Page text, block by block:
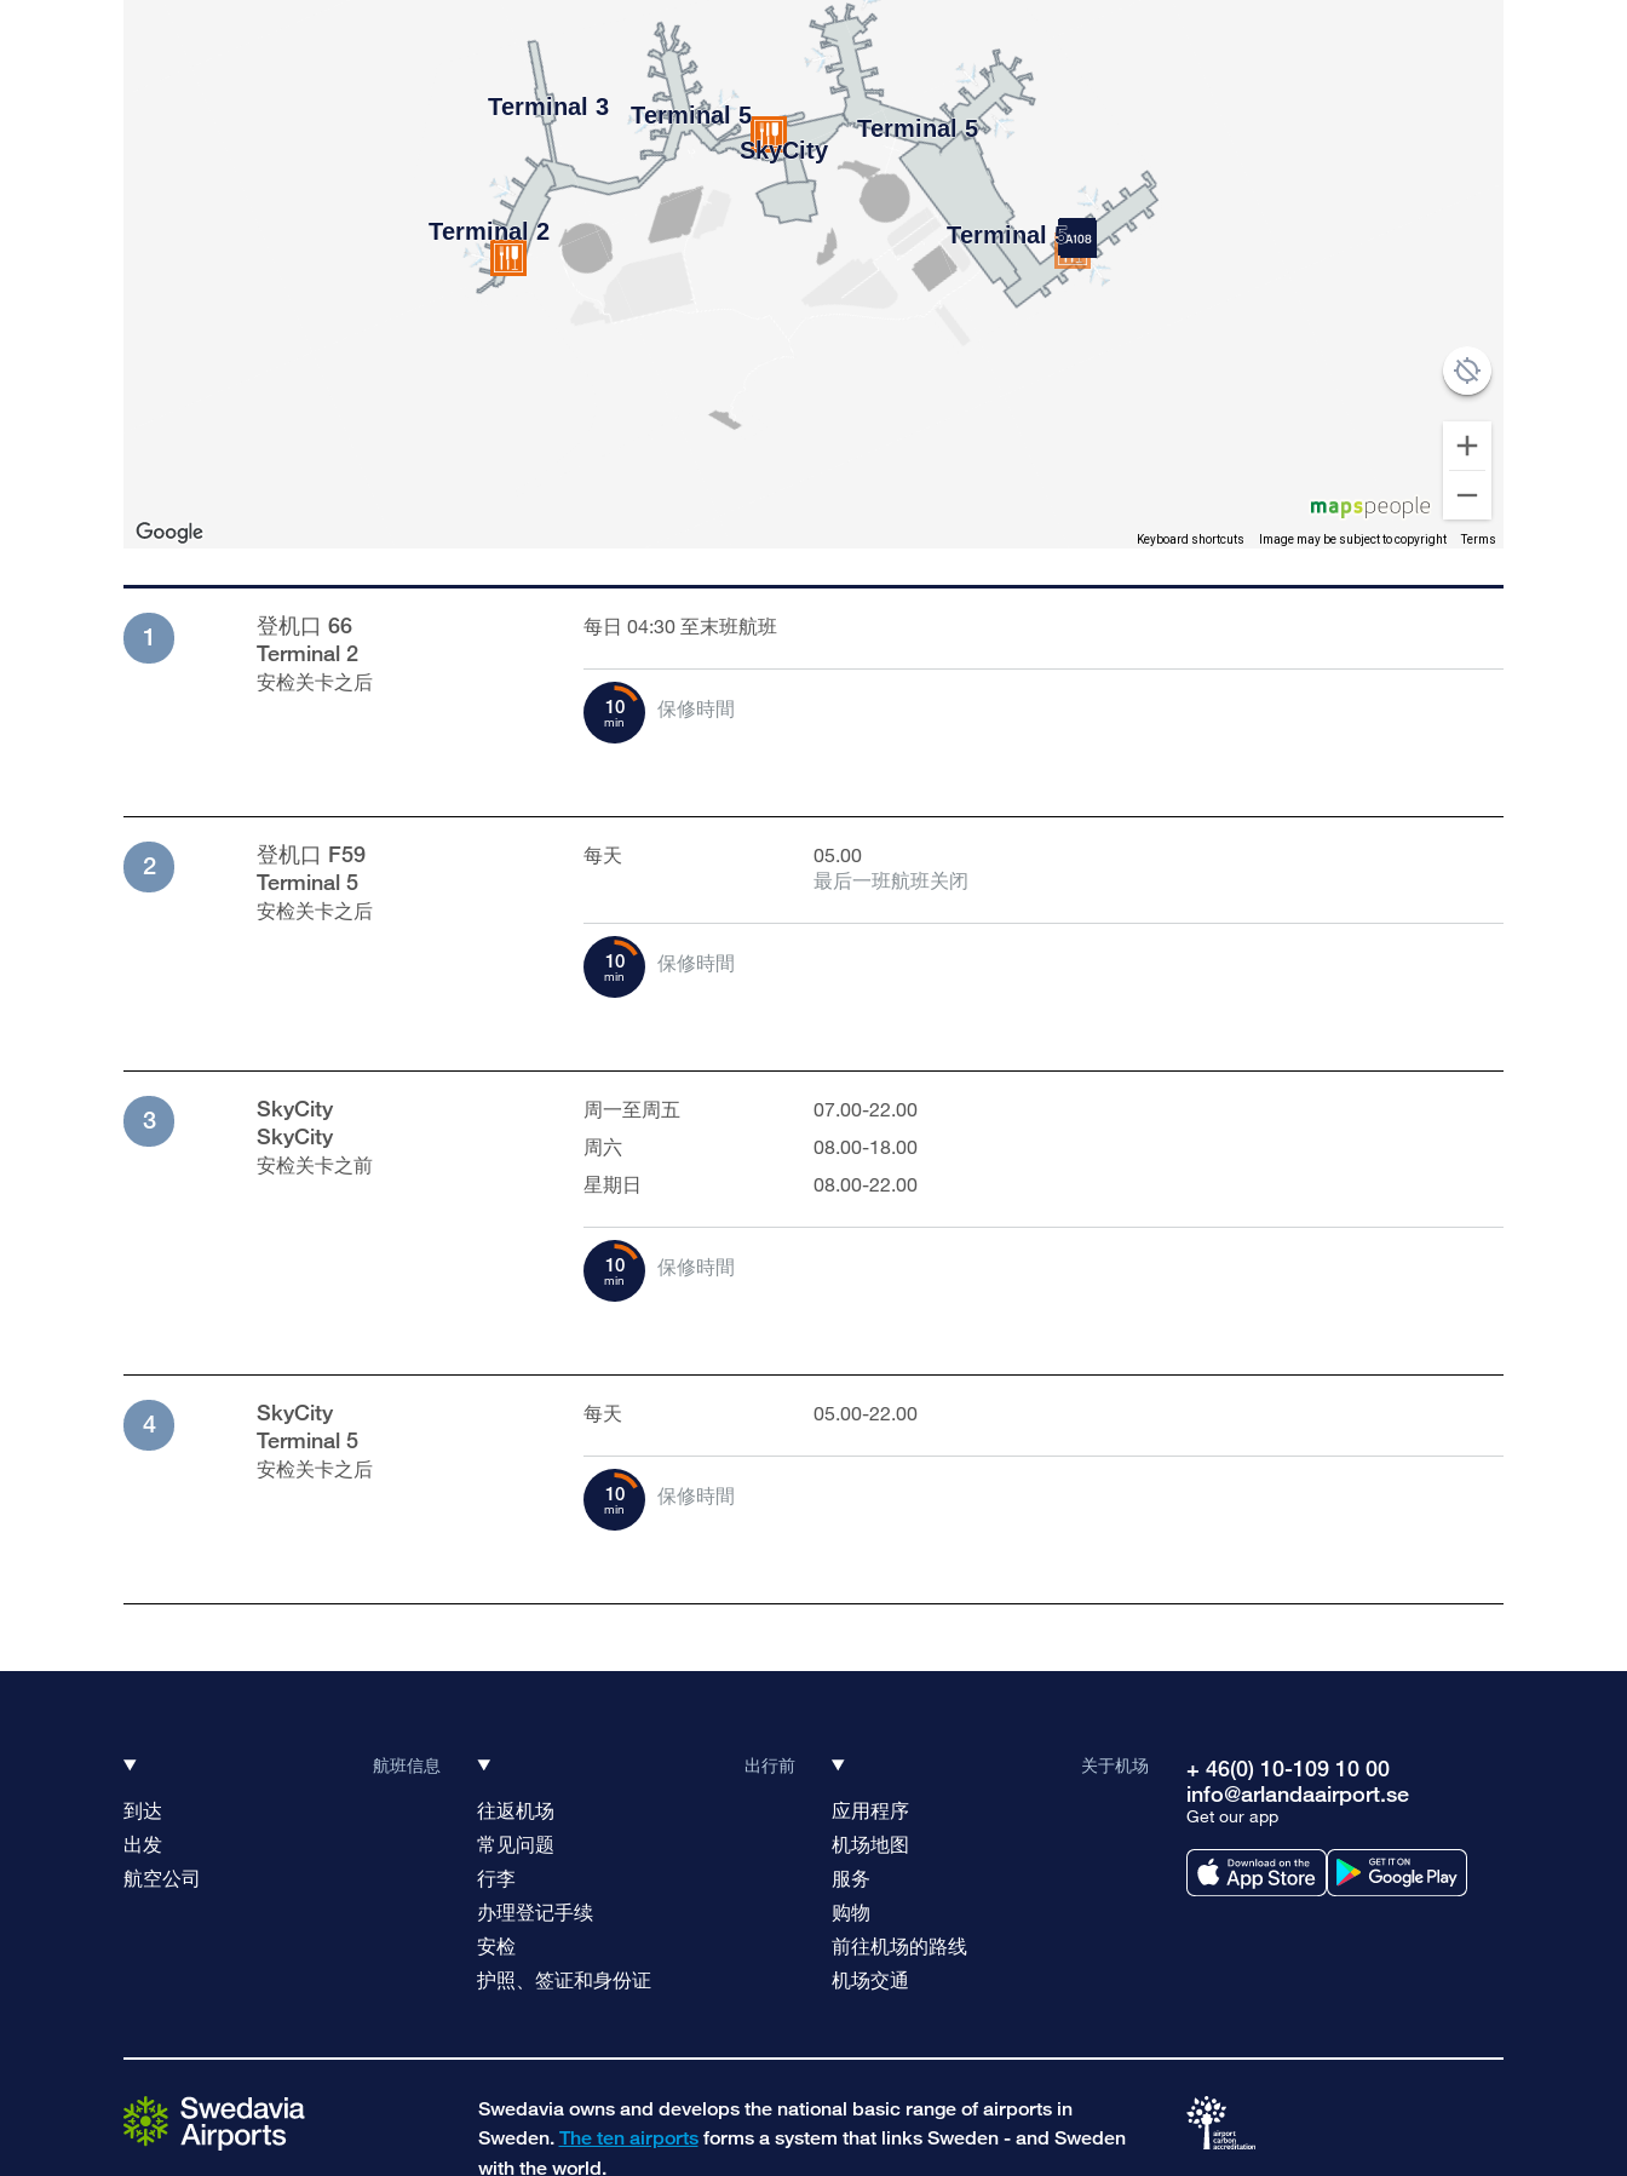
Keyboard shortcuts Image may be subject to copyright Terms
1
登机口 66
Terminal 2
安检关卡之后
每日 04:30 至末班航班
10
min
保修時間
2
登机口 F59
Terminal 5
安检关卡之后
每天
05.00
最后一班航班关闭
10
min
保修時間
3
SkyCity
SkyCity
安检关卡之前
周一至周五
07.00-22.00
周六
08.00-18.00
星期日
08.00-22.00
10
min
保修時間
4
SkyCity
Terminal 5
安检关卡之后
每天 05.00-22.00
10
min
保修時間
航班信息
到达
出发
航空公司
出行前
往返机场
常见问题
行李
办理登记手续
安检
护照、签证和身份证
关于机场
应用程序
机场地图
服务
购物
前往机场的路线
机场交通
+ 46(0) 10-109 10 00
info@arlandaairport.se
Get our app
Swedavia owns and develops the national basic range of airports in
Sweden. The ten airportsforms a system that links Sweden - and Sweden
with the world.